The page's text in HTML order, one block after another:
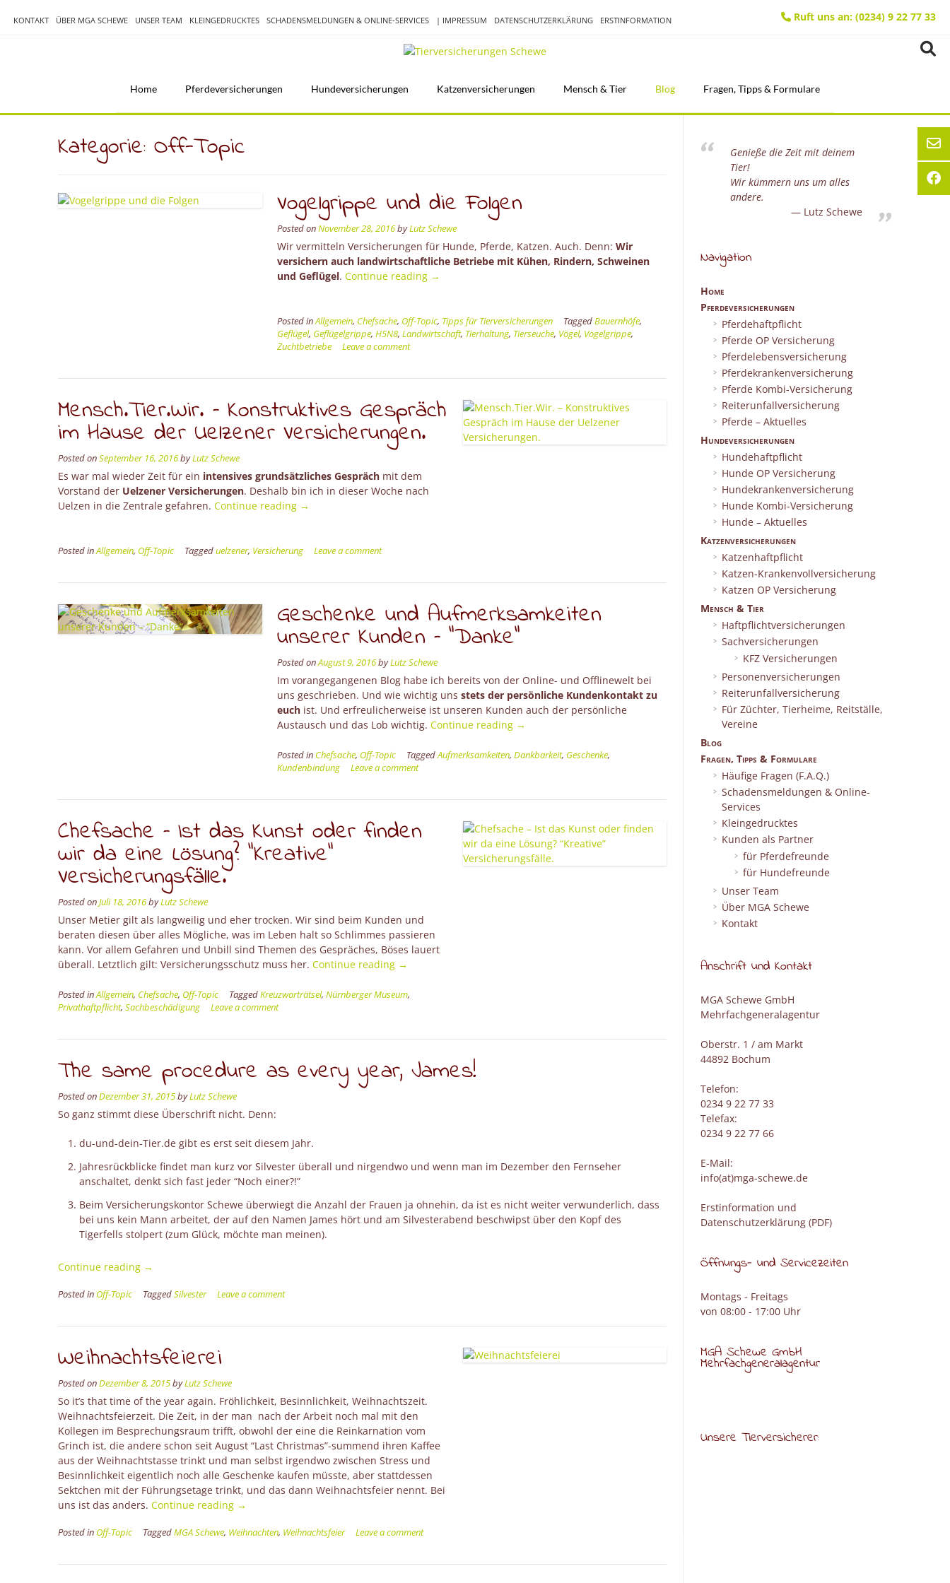
KONTAKT ÜBER MGA SCHEWE UNSER TEAM KLEINGEDRUCKTES SCHADENSMELDUNGEN & ONLINE-SERVICES | IMPRESSUM DATENSCHUTZERKLÄRUNG ERSTINFORMATION Ruft uns an: (0234) 9 22 77 33
Home Pferdeversicherungen Hundeversicherungen Katzenversicherungen Mensch & Tier Blog Fragen, Tipps & Formulare
Kategorie: Off-Topic
Vogelgrippe und die Folgen
Posted onNovember 28, 2016byLutz Schewe
Wir vermitteln Versicherungen für Hunde, Pferde, Katzen. Auch. Denn:Wir
versichern auch landwirtschaftliche Betriebe mit Kühen, Rindern, Schweinen
und Geflügel.Continue reading “Vogelgrippe
Folgen”
→
Posted inAllgemein, Chefsache, Off-Topic, Tipps für Tierversicherungen TaggedBauernhöfe,
Geflügel, Geflügelgrippe,H5N8,Landwirtschaft, Tierhaltung, Tierseuche, Vögel, Vogelgrippe,
Zuchtbetriebe
Leave a comment
Mensch.Tier.Wir. – Konstruktives Gespräch
im Hause der Uelzener Versicherungen.
Posted onSeptember 16, 2016byLutz Schewe
Es war mal wieder Zeit für ein intensives grundsätzliches Gespräch mit dem
Vorstand der Uelzener Versicherungen. Deshalb bin ich in dieser Woche nach
Uelzen in die Zentrale gefahren. Continue reading “Mensch.Tier.Wir.
Gespräch
Hause
Uelzener
Versicherungen.”
→
Posted inAllgemein, Off-Topic Taggeduelzener, Versicherung Leave a comment
Geschenke und Aufmerksamkeiten
unserer Kunden – “Danke”
Posted onAugust 9, 2016byLutz Schewe
Im vorangegangenen Blog habe ich bereits von der Online- und Offlinewelt bei
uns geschrieben. Und wie wichtig unsstets der persönliche Kundenkontakt zu
euch ist. Und erfreulicherweise ist unseren Kunden auch der persönliche
Austausch und das Lob wichtig.Continue reading “Geschenke
Aufmerksamkeiten
–
→
Posted in Chefsache, Off-Topic TaggedAufmerksamkeiten,Dankbarkeit, Geschenke,
Kundenbindung
Leave a comment
Chefsache – Ist das Kunst oder finden
wir da eine Lösung? “Kreative”
Versicherungsfälle.
Posted onJuli 18, 2016byLutz Schewe
Unser Metier gilt als langweilig und eher trocken. Wir sind beim Kunden und
beraten diesen über alles Mögliche, was im Leben halt so Schlimmes passieren
kann. Vor allem Gefahren und Unbill sind Themen des Gespräches, Böses lauert
überall. Letztlich gilt: Versicherungsschutz muss her. Continue reading “Chefsache
Ist
oder
wir
da
→
Posted inAllgemein, Chefsache, Off-Topic TaggedKreuzworträtsel, Nürnberger Museum,
Privathaftpflicht, Sachbeschädigung Leave a comment
The same procedure as every year, James!
Posted onDezember 31, 2015byLutz Schewe
So ganz stimmt diese Überschrift nicht. Denn:
du-und-dein-Tier.de gibt es erst seit diesem Jahr.
Jahresrückblicke findet man kurz vor Silvester überall und nirgendwo und wenn man im Dezember den Fernseher
anschaltet, denkt sich fast jeder “Noch einer?!”
Beim Versicherungskontor Schewe überwiegt die Anzahl der Frauen ja ohnehin, da ist es nicht weiter verwunderlich, dass
bei uns kein Mann arbeitet, der auf den Namen James hört und am Silvesterabend beschwipst über den Kopf des
Tigerfells stolpert (zum Glück, möchte man meinen).
Continue reading “The
procedure
every
James!”
→
Posted in Off-Topic TaggedSilvester Leave a comment
Weihnachtsfeierei
Posted onDezember 8, 2015byLutz Schewe
So it’s that time of the year again. Fröhlichkeit, Besinnlichkeit, Weihnachtszeit.
Weihnachtsfeierzeit. Die Zeit, in der man nach der Arbeit noch mal mit den
Kollegen im Besprechungsraum trifft, obwohl der eine die Reinkarnation vom
Grinch ist, die andere schon seit August “Last Christmas”-summend ihren Kaffee
aus der Weihnachtstasse trinkt und man selbst irgendwo zwischen Stress und
Besinnlichkeit eigentlich noch alle Geschenke kaufen müsste, aber stattdessen
Sektchen mit der Führungsetage trinkt, und das dann Weihnachtsfeier nennt. Bei
uns ist das anders. Continue reading “Weihnachtsfeierei”
→
Posted in Off-Topic TaggedMGA Schewe, Weihnachten, Weihnachtsfeier Leave a comment
Genieße die Zeit mit deinem
Tier!
Wir kümmern uns um alles
andere.
Lutz Schewe
Navigation
Home
Pferdeversicherungen
Pferdehaftpflicht
Pferde OP Versicherung
Pferdelebensversicherung
Pferdekrankenversicherung
Pferde Kombi-Versicherung
Reiterunfallversicherung
Pferde – Aktuelles
Hundeversicherungen
Hundehaftpflicht
Hunde OP Versicherung
Hundekrankenversicherung
Hunde Kombi-Versicherung
Hunde – Aktuelles
Katzenversicherungen
Katzenhaftpflicht
Katzen-Krankenvollversicherung
Katzen OP Versicherung
Mensch & Tier
Haftpflichtversicherungen
Sachversicherungen
KFZ Versicherungen
Personenversicherungen
Reiterunfallversicherung
Für Züchter, Tierheime, Reitställe,
Vereine
Blog
Fragen, Tipps & Formulare
Häufige Fragen (F.A.Q.)
Schadensmeldungen & Online-
Services
Kleingedrucktes
Kunden als Partner
für Pferdefreunde
für Hundefreunde
Unser Team
Über MGA Schewe
Kontakt
Anschrift und Kontakt
MGA Schewe GmbH
Mehrfachgeneralagentur
Oberstr. 1 / am Markt
44892 Bochum
Telefon:
0234 9 22 77 33
Telefax:
0234 9 22 77 66
E-Mail:
info(at)mga-schewe.de
Erstinformation und
Datenschutzerklärung (PDF)
Öffnungs- und Servicezeiten
Montags - Freitags
von 08:00 - 17:00 Uhr
MGA Schewe GmbH
Mehrfachgeneralagentur
Unsere Tierversicherer: